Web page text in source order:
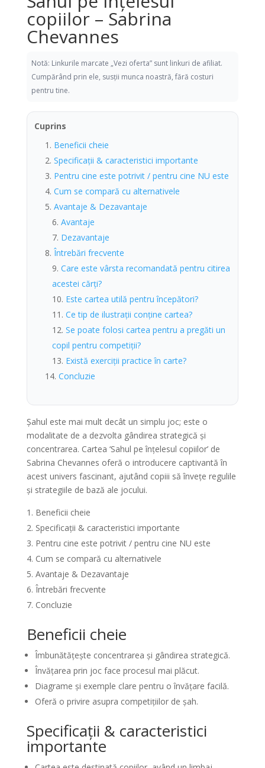
copiilor – Sabrina
Chevannes
Notă: Linkurile marcate „Vezi oferta” sunt linkuri de afiliat.
Cumpărând prin ele, susții munca noastră, fără costuri
pentru tine.
Cuprins
Beneficii cheie
Specificații & caracteristici importante
Pentru cine este potrivit / pentru cine NU este
Cum se compară cu alternativele
Avantaje & Dezavantaje
Avantaje
Dezavantaje
Întrebări frecvente
Care este vârsta recomandată pentru citirea
acestei cărți?
Este cartea utilă pentru începători?
Ce tip de ilustrații conține cartea?
Se poate folosi cartea pentru a pregăti un
copil pentru competiții?
Există exerciții practice în carte?
Concluzie
Șahul este mai mult decât un simplu joc; este o
modalitate de a dezvolta gândirea strategică și
concentrarea. Cartea ‘Sahul pe înțelesul copiilor’ de
Sabrina Chevannes oferă o introducere captivantă în
acest univers fascinant, ajutând copiii să învețe regulile
și strategiile de bază ale jocului.
Beneficii cheie
Specificații & caracteristici importante
Pentru cine este potrivit / pentru cine NU este
Cum se compară cu alternativele
Avantaje & Dezavantaje
Întrebări frecvente
Concluzie
Beneficii cheie
Îmbunătățește concentrarea și gândirea strategică.
Învățarea prin joc face procesul mai plăcut.
Diagrame și exemple clare pentru o învățare facilă.
Oferă o privire asupra competițiilor de șah.
Specificații & caracteristici
importante